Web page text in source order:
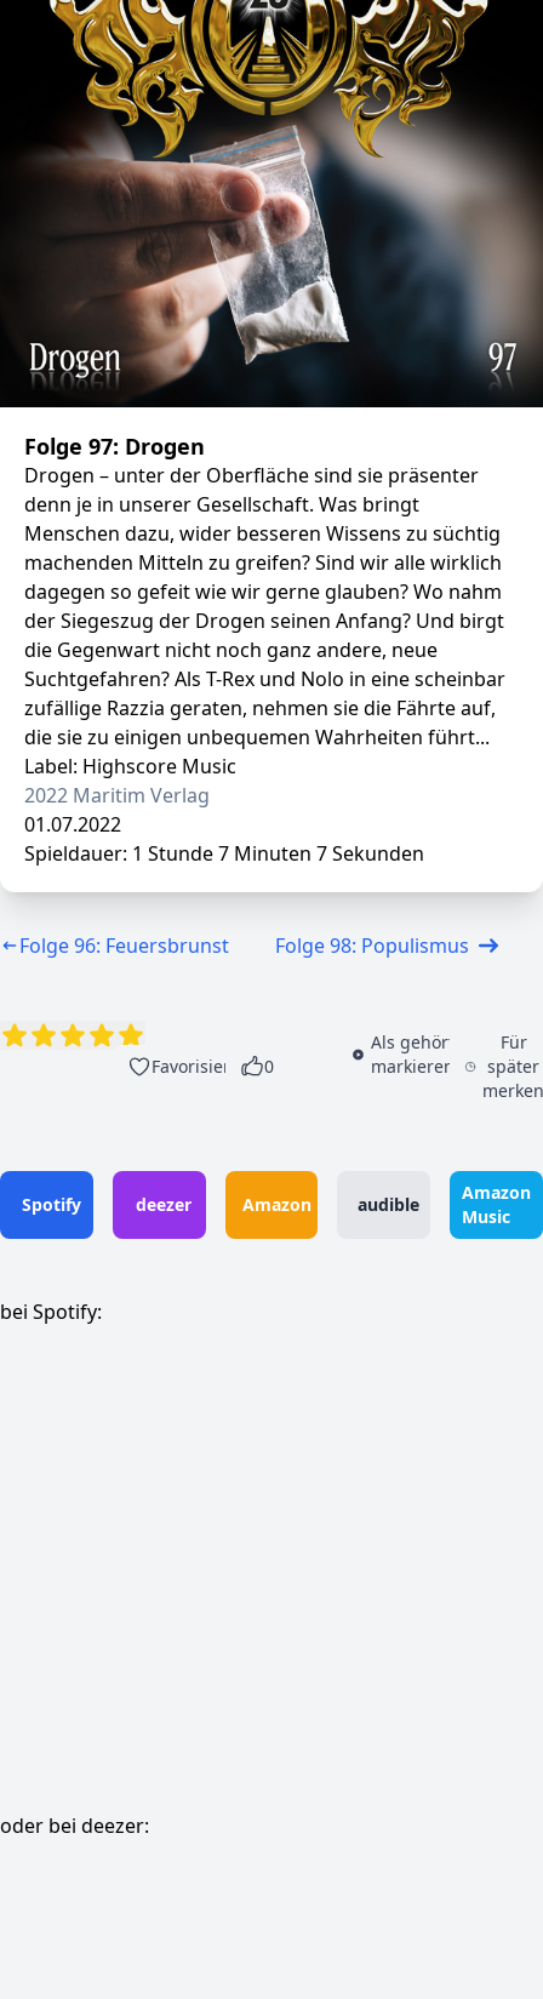
Folge 97: Drogen
Drogen – unter der Oberfläche sind sie präsenter
denn je in unserer Gesellschaft. Was bringt
Menschen dazu, wider besseren Wissens zu süchtig
machenden Mitteln zu greifen? Sind wir alle wirklich
dagegen so gefeit wie wir gerne glauben? Wo nahm
der Siegeszug der Drogen seinen Anfang? Und birgt
die Gegenwart nicht noch ganz andere, neue
Suchtgefahren? Als T-Rex und Nolo in eine scheinbar
zufällige Razzia geraten, nehmen sie die Fährte auf,
die sie zu einigen unbequemen Wahrheiten führt...
Label: Highscore Music
2022 Maritim Verlag
01.07.2022
Spieldauer: 1 Stunde 7 Minuten 7 Sekunden
Folge 96: Feuersbrunst Folge 98: Populismus
Favorisieren 0
Als gehört
markieren
Für
später
Spotify deezer Amazon audible
Amazon
Music
bei Spotify:
oder bei deezer: